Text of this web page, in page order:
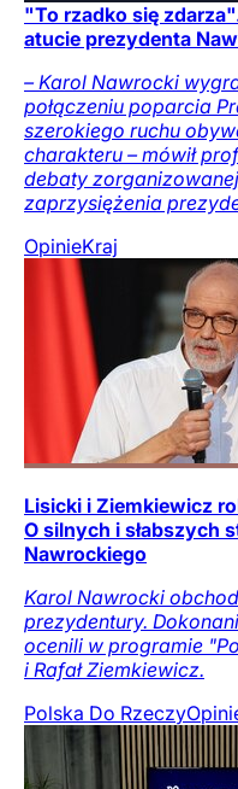
"To rzadko się
atucie prezydenta
– Karol Nawrocki
połączeniu poparcia
szerokiego ruchu
charakteru – mówił
debaty
zaprzysiężenia
OpinieKraj
Lisicki i Ziemkiewicz
O silnych i słabszych
Nawrockiego
Karol Nawrocki
prezydentury.
ocenili w programie
i Rafał Ziemkiewicz.
Polska Do Rzeczy